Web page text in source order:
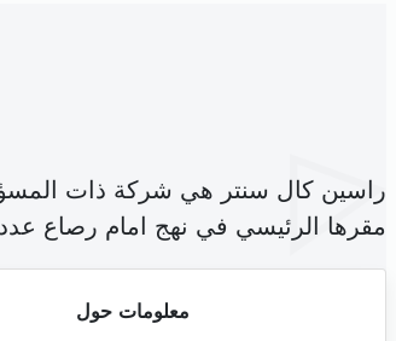
راسين كال سنتر هي شركة ذات
مقرها الرئيسي في نهج امام رصاع عدد 22 مونبليزير باب بحر (
معلومات حول